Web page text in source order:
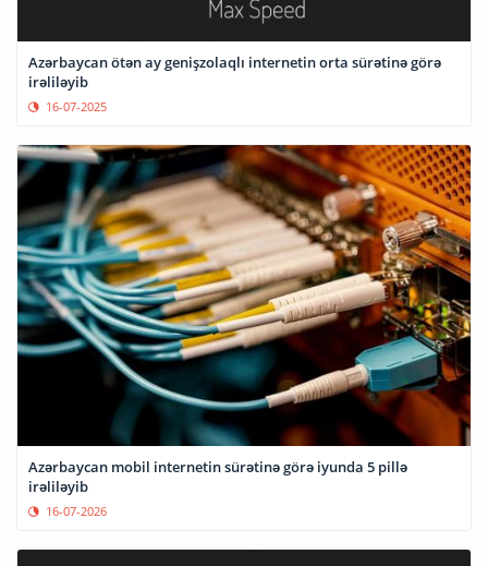
Azərbaycan ötən ay genişzolaqlı internetin orta sürətinə görə
irəliləyib
16-07-2025
Azərbaycan mobil internetin sürətinə görə iyunda 5 pillə
irəliləyib
16-07-2026